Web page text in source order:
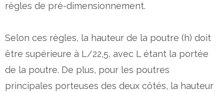
règles de pré-dimensionnement.
Selon ces règles, la hauteur de la poutre (h) doit
être supérieure à L/22,5, avec L étant la portée
de la poutre. De plus, pour les poutres
principales porteuses des deux côtés, la hauteur